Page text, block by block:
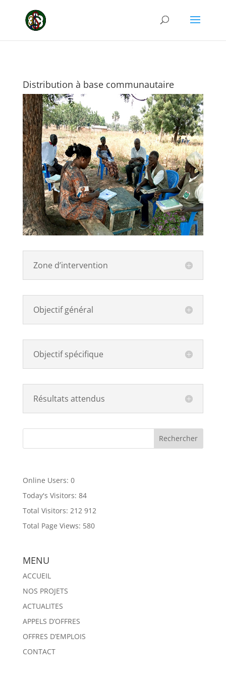
Distribution à base communautaire
Zone d’intervention
Objectif général
Objectif spécifique
Résultats attendus
Online Users: 0
Today's Visitors: 84
Total Visitors: 212 912
Total Page Views: 580
MENU
ACCUEIL
NOS PROJETS
ACTUALITES
APPELS D’OFFRES
OFFRES D’EMPLOIS
CONTACT